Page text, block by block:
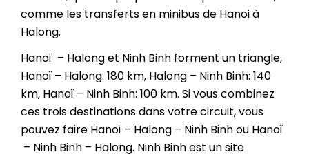
comme les transferts en minibus de Hanoi à
Halong.
Hanoï – Halong et Ninh Binh forment un triangle,
Hanoï – Halong: 180 km, Halong – Ninh Binh: 140
km, Hanoï – Ninh Binh: 100 km. Si vous combinez
ces trois destinations dans votre circuit, vous
pouvez faire Hanoï – Halong – Ninh Binh ou Hanoï
– Ninh Binh – Halong. Ninh Binh est un site